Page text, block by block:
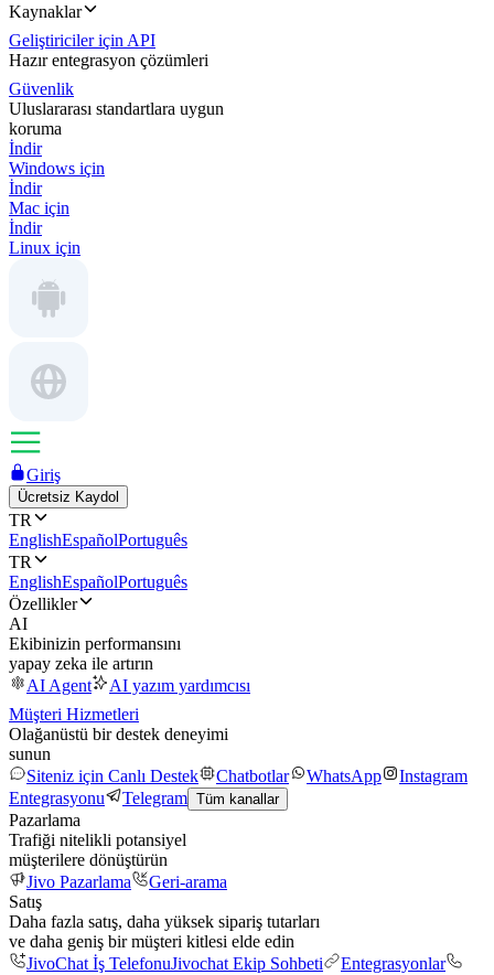
Kaynaklar
Geliştiriciler için API
Hazır entegrasyon çözümleri
Güvenlik
Uluslararası standartlara uygun
koruma
İndir
Windows için
İndir
Mac için
İndir
Linux için
Giriş
Ücretsiz Kaydol
TR
EnglishEspañolPortuguês
TR
EnglishEspañolPortuguês
Özellikler
AI
Ekibinizin performansını
yapay zeka ile artırın
AI Agent
AI yazım yardımcısı
Müşteri Hizmetleri
Olağanüstü bir destek deneyimi
sunun
Siteniz için Canlı Destek
Chatbotlar WhatsApp
Instagram
Entegrasyonu
Telegram Tüm kanallar
Pazarlama
Trafiği nitelikli potansiyel
müşterilere dönüştürün
Jivo Pazarlama
Geri-arama
Satış
Daha fazla satış, daha yüksek sipariş tutarları
ve daha geniş bir müşteri kitlesi elde edin
JivoChat İş TelefonuJivochat Ekip Sohbeti
Entegrasyonlar